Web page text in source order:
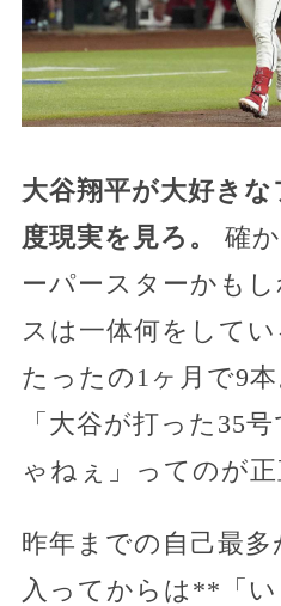
大谷翔平が大好き
度現実を見ろ。
確
ーパースターかも
スは一体何をしてい
たったの1ヶ月で9
「大谷が打った35
ゃねぇ」ってのが正
昨年までの自己最多
入ってからは**「